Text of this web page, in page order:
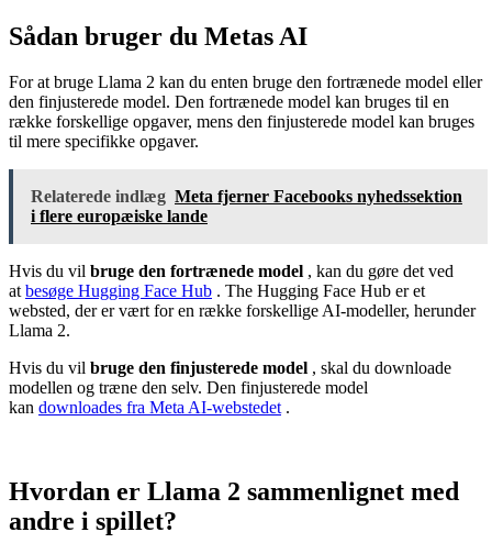
Sådan bruger du Metas AI
For at bruge Llama 2 kan du enten bruge den fortrænede model eller
den finjusterede model. Den fortrænede model kan bruges til en
række forskellige opgaver, mens den finjusterede model kan bruges
til mere specifikke opgaver.
Relaterede indlæg Meta fjerner Facebooks nyhedssektion
i flere europæiske lande
Hvis du vil bruge den fortrænede model , kan du gøre det ved
atbesøge Hugging Face Hub . The Hugging Face Hub er et
websted, der er vært for en række forskellige AI-modeller, herunder
Llama 2.
Hvis du vil bruge den finjusterede model , skal du downloade
modellen og træne den selv. Den finjusterede model
kan downloades fra Meta AI-webstedet.
Hvordan er Llama 2 sammenlignet med
andre i spillet?